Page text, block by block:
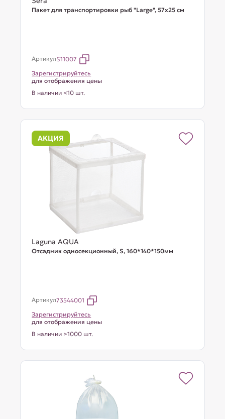
Пакет для транспортировки рыб "Large", 57х25 см
АртикулS11007
Зарегистрируйтесь
для отображения цены
В наличии <10 шт.
АКЦИЯ
Laguna AQUA
Отсадник односекционный, S, 160*140*150мм
Артикул73544001
Зарегистрируйтесь
для отображения цены
В наличии >1000 шт.